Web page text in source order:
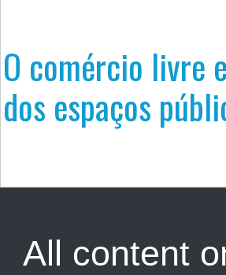
O comércio livre
dos espaços
All content